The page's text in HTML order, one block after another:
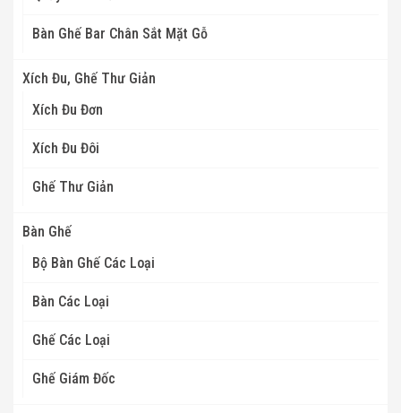
Bàn Ghế Bar Chân Sắt Mặt Gỗ
Xích Đu, Ghế Thư Giản
Xích Đu Đơn
Xích Đu Đôi
Ghế Thư Giản
Bàn Ghế
Bộ Bàn Ghế Các Loại
Bàn Các Loại
Ghế Các Loại
Ghế Giám Đốc